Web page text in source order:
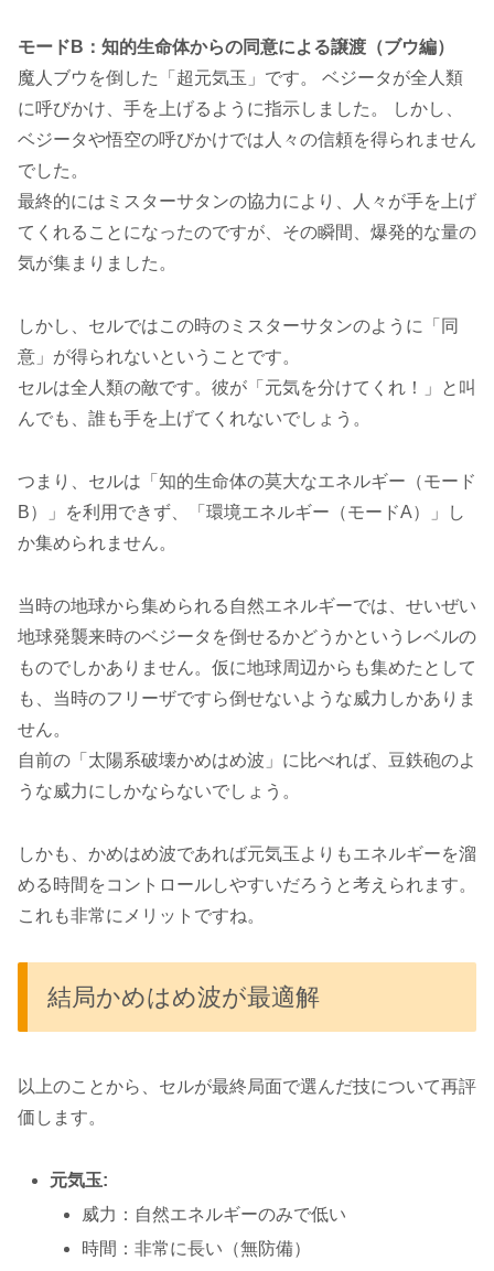
モードB：知的生命体からの同意による譲渡（ブウ編）
魔人ブウを倒した「超元気玉」です。 ベジータが全人類
に呼びかけ、手を上げるように指示しました。 しかし、
ベジータや悟空の呼びかけでは人々の信頼を得られません
でした。
最終的にはミスターサタンの協力により、人々が手を上げ
てくれることになったのですが、その瞬間、爆発的な量の
気が集まりました。
しかし、セルではこの時のミスターサタンのように「同
意」が得られないということです。
セルは全人類の敵です。彼が「元気を分けてくれ！」と叫
んでも、誰も手を上げてくれないでしょう。
つまり、セルは「知的生命体の莫大なエネルギー（モード
B）」を利用できず、「環境エネルギー（モードA）」し
か集められません。
当時の地球から集められる自然エネルギーでは、せいぜい
地球発襲来時のベジータを倒せるかどうかというレベルの
ものでしかありません。仮に地球周辺からも集めたとして
も、当時のフリーザですら倒せないような威力しかありま
せん。
自前の「太陽系破壊かめはめ波」に比べれば、豆鉄砲のよ
うな威力にしかならないでしょう。
しかも、かめはめ波であれば元気玉よりもエネルギーを溜
める時間をコントロールしやすいだろうと考えられます。
これも非常にメリットですね。
結局かめはめ波が最適解
以上のことから、セルが最終局面で選んだ技について再評
価します。
元気玉:
威力：自然エネルギーのみで低い
時間：非常に長い（無防備）